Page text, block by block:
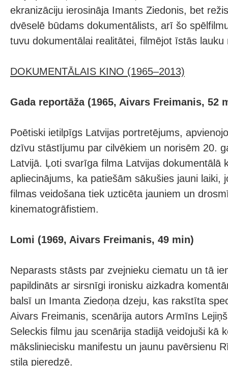
ekranizāciju ierosināja Imants Ziedonis, bet
dvēselē būdams dokumentālists, arī šo
tuvu dokumentālai realitātei, filmējot īstās lauku
DOKUMENTĀLAIS KINO (1965–2013)
Gada reportāža (1965, Aivars Freimanis, 52
Poētiski ietilpīgs Latvijas portretējums,
dzīvu stāstījumu par cilvēkiem un norisēm 20.
Latvijā. Ļoti svarīga filma Latvijas dokumentālā
apliecinājums, ka patiešām sākušies jauni laiki,
filmas veidošana tiek uzticēta jauniem un
kinematogrāfistiem.
Lomi (1969, Aivars Freimanis, 49 min)
Neparasts stāsts par zvejnieku ciematu un tā
papildināts ar sirsnīgi ironisku aizkadra
balsī un Imanta Ziedoņa dzeju, kas rakstīta
Aivars Freimanis, scenārija autors Armīns
Seleckis filmu jau scenārija stadijā veidojuši kā
māksliniecisku manifestu un jaunu pavērsienu
stila pieredzē.